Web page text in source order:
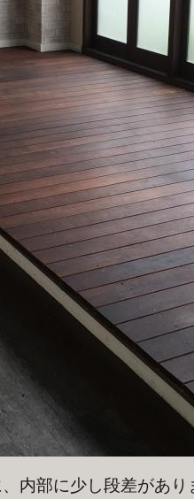
内部に少し段差があ